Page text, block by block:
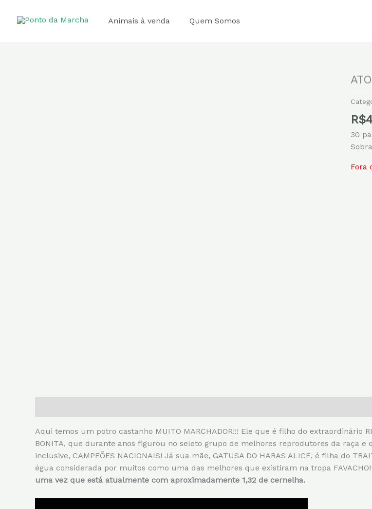
Animais à venda Quem Somos
R$
30
Fora
Aqui temos um potro castanho MUITO MARCHADOR!!! Ele que é filho do extraordinário
BONITA, que durante anos figurou no seleto grupo de melhores reprodutores da raça e
inclusive, CAMPEÕES NACIONAIS! Já sua mãe, GATUSA DO HARAS ALICE, é filha do
égua considerada por muitos como uma das melhores que existiram na tropa FAVACHO!
uma vez que está atualmente com aproximadamente 1,32 de cernelha.